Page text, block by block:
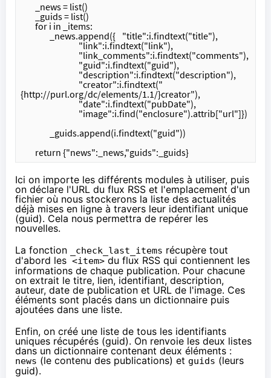
	_news = list()
	_guids = list()
	for i in _items:
		_news.append({	"title":i.findtext("title"),
				"link":i.findtext("link"),
				"link_comments":i.findtext("comments"),
				"guid":i.findtext("guid"),
				"description":i.findtext("description"),
{http://purl.org/dc/elements/1.1/}creator"),
				"date":i.findtext("pubDate"),
				"image":i.find("enclosure").attrib["url"]})
		_guids.append(i.findtext("guid"))
	return {"news":_news,"guids":_guids}
Ici on importe les différents modules à utiliser, puis
on déclare l'URL du flux RSS et l'emplacement d'un
fichier où nous stockerons la liste des actualités
déjà mises en ligne à travers leur identifiant unique
(guid). Cela nous permettra de repérer les
nouvelles.
La fonction
_check_last_items récupère tout
d'abord les <item> du flux RSS qui contiennent les
informations de chaque publication. Pour chacune
on extrait le titre, lien, identifiant, description,
auteur, date de publication et URL de l'image. Ces
éléments sont placés dans un dictionnaire puis
ajoutées dans une liste.
Enfin, on créé une liste de tous les identifiants
uniques récupérés (guid). On renvoie les deux listes
dans un dictionnaire contenant deux éléments :
news (le contenu des publications) et guids (leurs
guid).